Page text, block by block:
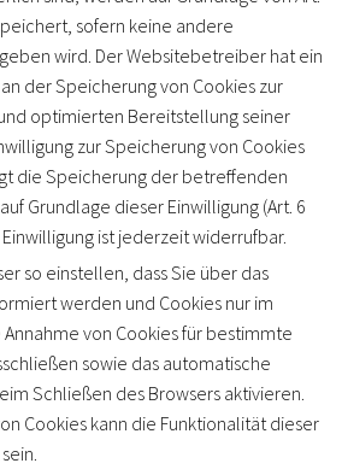
sofern keine andere
wird. Der Websitebetreiber hat ein
der Speicherung von Cookies zur
optimierten Bereitstellung seiner
zur Speicherung von Cookies
die Speicherung der betreffenden
Grundlage dieser Einwilligung (Art. 6
Einwilligung ist jederzeit widerrufbar.
so einstellen, dass Sie über das
werden und Cookies nur im
von Cookies für bestimmte
sowie das automatische
Schließen des Browsers aktivieren.
Cookies kann die Funktionalität dieser